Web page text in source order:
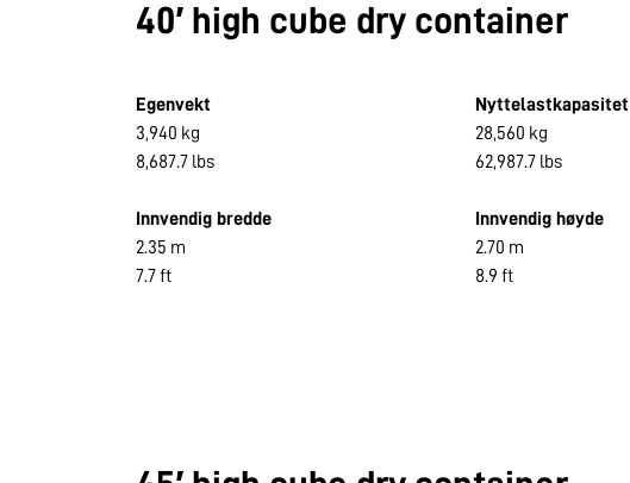
40′ high cube dry container
Egenvekt
3,940 kg
8,687.7 lbs
Nyttelastkapasitet
28,560 kg
62,987.7 lbs
Innvendig bredde
2.35 m
7.7 ft
Innvendig høyde
2.70 m
8.9 ft